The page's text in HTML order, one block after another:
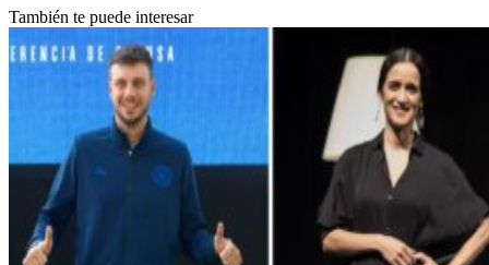
También te puede interesar